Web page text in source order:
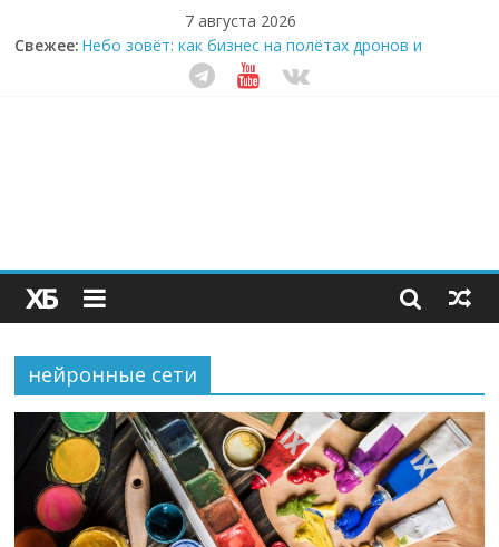
7 августа 2026
Свежее: Забудьте о скучных ужинах: шеф-приложение,
которое видит вашу еду насквозь
Небо зовёт: как бизнес на полётах дронов и
пребиотиками становится главным трендом
здорового питания
нейронные сети